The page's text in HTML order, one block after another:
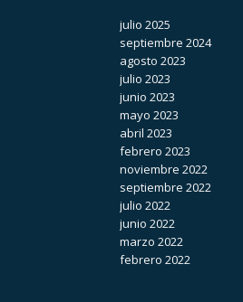
julio 2025
septiembre 2024
agosto 2023
julio 2023
junio 2023
mayo 2023
abril 2023
febrero 2023
noviembre 2022
septiembre 2022
julio 2022
junio 2022
marzo 2022
febrero 2022